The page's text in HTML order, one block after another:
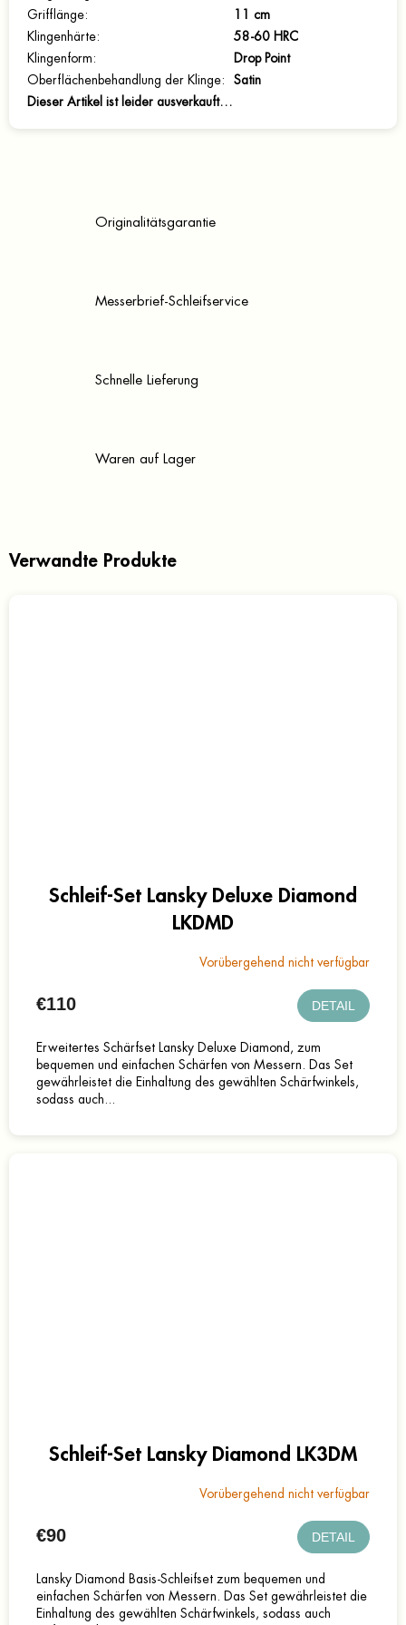
Grifflänge:
11 cm
Klingenhärte:
58-60 HRC
Klingenform :
Drop Point
Oberflächenbehandlung der Klinge:
Satin
Dieser Artikel ist leider ausverkauft…
Originalitätsgarantie
Messerbrief-Schleifservice
Schnelle Lieferung
Waren auf Lager
Verwandte Produkte
Schleif-Set Lansky Deluxe Diamond
LKDMD
Vorübergehend nicht verfügbar
€110 DETAIL
Erweitertes Schärfset Lansky Deluxe Diamond, zum
bequemen und einfachen Schärfen von Messern. Das Set
gewährleistet die Einhaltung des gewählten Schärfwinkels,
sodass auch...
Schleif-Set Lansky Diamond LK3DM
Vorübergehend nicht verfügbar
€90 DETAIL
Lansky Diamond Basis-Schleifset zum bequemen und
einfachen Schärfen von Messern. Das Set gewährleistet die
Einhaltung des gewählten Schärfwinkels, sodass auch